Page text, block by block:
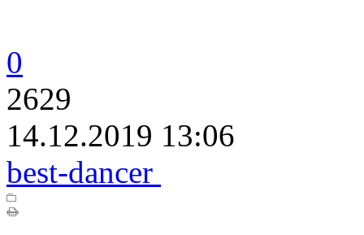
0
2629
14.12.2019 13:06
best-dancer